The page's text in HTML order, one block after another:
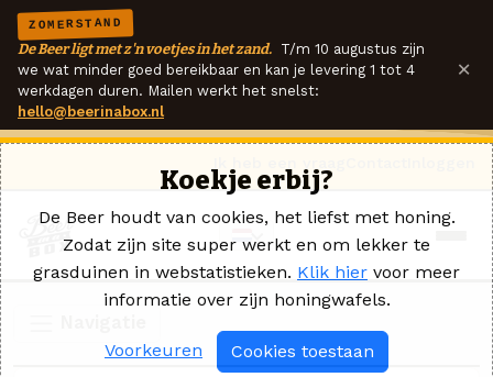
ZOMERSTAND
De Beer ligt met z'n voetjes in het zand. T/m 10 augustus zijn
we wat minder goed bereikbaar en kan je levering 1 tot 4
werkdagen duren. Mailen werkt het snelst:
hello@beerinabox.nl
×
Koekje erbij?
De Beer houdt van cookies, het liefst met honing.
Zodat zijn site super werkt en om lekker te
grasduinen in webstatistieken. Klik hier voor meer
informatie over zijn honingwafels.
Voorkeuren Cookies toestaan